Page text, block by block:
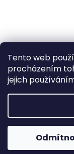
Tento web
procházením
jejich
Copyright